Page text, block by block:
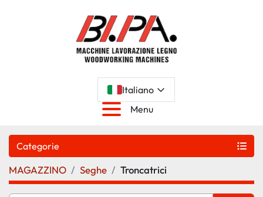
Italiano
Menu
Categorie
MAGAZZINO Seghe Troncatrici